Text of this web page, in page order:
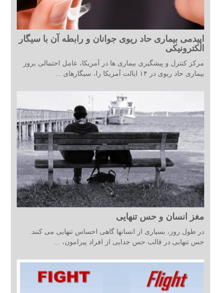
اپیدمی بیماری حاد ریوی جوانان و رابطه آن با سیگار
الکترونیکی
مرکز کنترل و پیشگیری بیماری ها در آمریکا، عامل احتمالی بروز
بیماری حاد ریوی در ۱۴ ایالت آمریکا را، سیگارهای ...
مغز انسان و حس تنهایی
در طول روز، بسیاری از انسانها گاهی احساس تنهایی می کنند.
حس تنهایی در قالب حس جدایی از افراد پیرامون، ...